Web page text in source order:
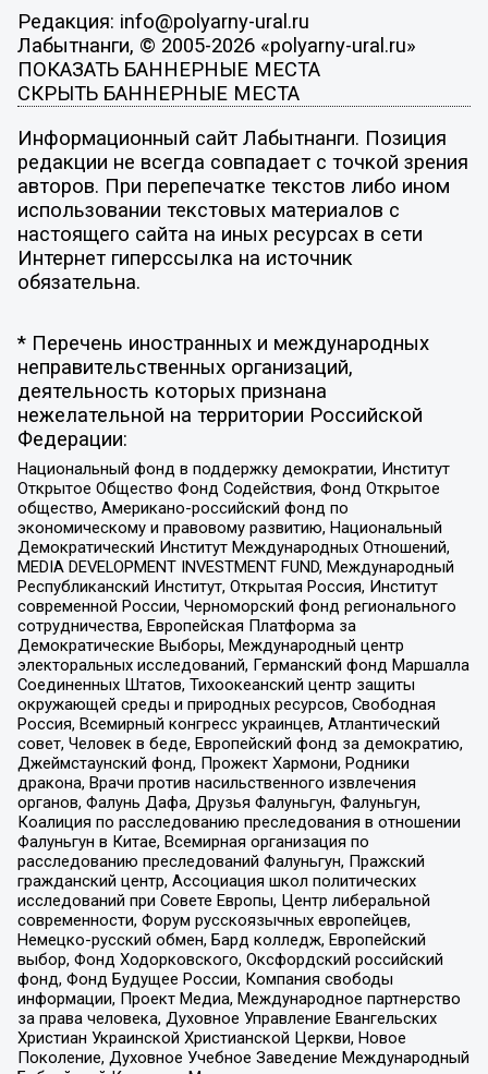
Редакция: info@polyarny-ural.ru
Лабытнанги, © 2005-2026 «polyarny-ural.ru»
ПОКАЗАТЬ БАННЕРНЫЕ МЕСТА
СКРЫТЬ БАННЕРНЫЕ МЕСТА
Информационный сайт Лабытнанги. Позиция
редакции не всегда совпадает с точкой зрения
авторов. При перепечатке текстов либо ином
использовании текстовых материалов с
настоящего сайта на иных ресурсах в сети
Интернет гиперссылка на источник
обязательна.
* Перечень иностранных и международных
неправительственных организаций,
деятельность которых признана
нежелательной на территории Российской
Федерации:
Национальный фонд в поддержку демократии, Институт
Открытое Общество Фонд Содействия, Фонд Открытое
общество, Американо-российский фонд по
экономическому и правовому развитию, Национальный
Демократический Институт Международных Отношений,
MEDIA DEVELOPMENT INVESTMENT FUND, Международный
Республиканский Институт, Открытая Россия, Институт
современной России, Черноморский фонд регионального
сотрудничества, Европейская Платформа за
Демократические Выборы, Международный центр
электоральных исследований, Германский фонд Маршалла
Соединенных Штатов, Тихоокеанский центр защиты
окружающей среды и природных ресурсов, Свободная
Россия, Всемирный конгресс украинцев, Атлантический
совет, Человек в беде, Европейский фонд за демократию,
Джеймстаунский фонд, Прожект Хармони, Родники
дракона, Врачи против насильственного извлечения
органов, Фалунь Дафа, Друзья Фалуньгун, Фалуньгун,
Коалиция по расследованию преследования в отношении
Фалуньгун в Китае, Всемирная организация по
расследованию преследований Фалуньгун, Пражский
гражданский центр, Ассоциация школ политических
исследований при Совете Европы, Центр либеральной
современности, Форум русскоязычных европейцев,
Немецко-русский обмен, Бард колледж, Европейский
выбор, Фонд Ходорковского, Оксфордский российский
фонд, Фонд Будущее России, Компания свободы
информации, Проект Медиа, Международное партнерство
за права человека, Духовное Управление Евангельских
Христиан Украинской Христианской Церкви, Новое
Поколение, Духовное Учебное Заведение Международный